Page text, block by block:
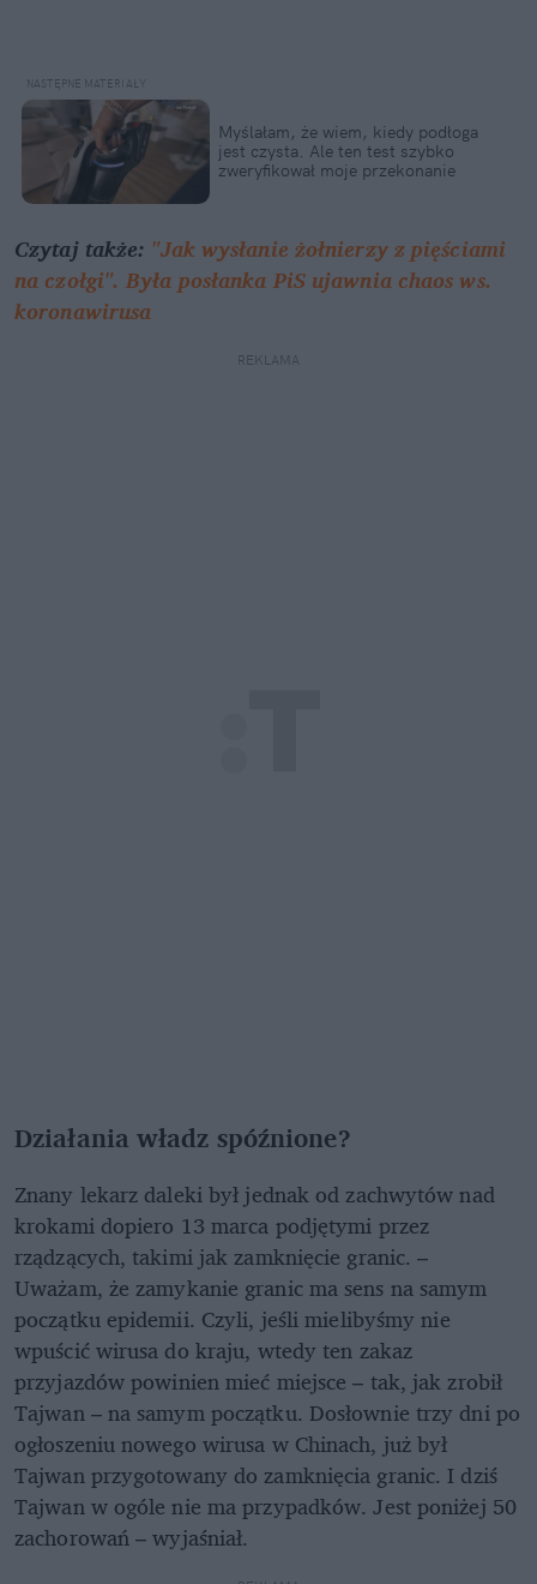
Myślałam, że wiem, kiedy podłoga
jest czysta. Ale ten test szybko
zweryfikował moje przekonanie
Czytaj także: "Jak wysłanie żołnierzy z pięściami
na czołgi". Była posłanka PiS ujawnia chaos ws.
koronawirusa
REKLAMA
Działania władz spóźnione?
Znany lekarz daleki był jednak od zachwytów nad
krokami dopiero 13 marca podjętymi przez
rządzących, takimi jak zamknięcie granic. –
Uważam, że zamykanie granic ma sens na samym
początku epidemii. Czyli, jeśli mielibyśmy nie
wpuścić wirusa do kraju, wtedy ten zakaz
przyjazdów powinien mieć miejsce – tak, jak zrobił
Tajwan – na samym początku. Dosłownie trzy dni po
ogłoszeniu nowego wirusa w Chinach, już był
Tajwan przygotowany do zamknięcia granic. I dziś
Tajwan w ogóle nie ma przypadków. Jest poniżej 50
zachorowań – wyjaśniał.